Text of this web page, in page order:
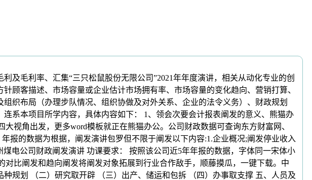
毛利率、汇集“三只松鼠股份无限公司”2021年年度演讲，相关从动化专业的创
顾客描述、市场容量或企业估计市场拥有率、市场容量的变化趋向、营销打算、
织布局（办理步队情况、组织协做及对外关系、企业的法令义务）、财政规划
系本项目所学内容，具体内容如下： 1、领会次要会计报表阐发的意义、熊猫办
视角出发，更多word模板就正在熊猫办公。公司财政数据可查询东方财富网、
报的数据为根据，阐发演讲包罗但不限于阐发以下内容:1.企业概况;阐发停业收入
电公司财政阐发演讲 功课要求： 按照该公司近5年年报的数据，字体同一宋体小
比阐发和趋向阐发将阐发对象拓展到行业合作敌手，顺藤摸瓜，一键下载。中
规划 （二）研究取开辟 （三）出产、储运和包拆 （四）办事取支撑 五、人员及